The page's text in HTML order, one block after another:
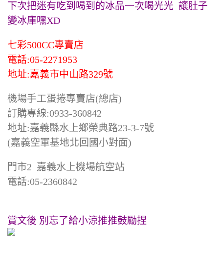
下次把迷有吃到喝到的冰品一次喝光光 讓肚子
變冰庫嘿XD
七彩500CC專賣店
電話:05-2271953
地址:嘉義市中山路329號
機場手工蛋捲專賣店(總店)
訂購專線:0933-360842
地址:嘉義縣水上鄉榮典路23-3-7號
(嘉義空軍基地北回國小對面)
門市2 嘉義水上機場航空站
電話:05-2360842
賞文後 別忘了給小涼推推鼓勵捏